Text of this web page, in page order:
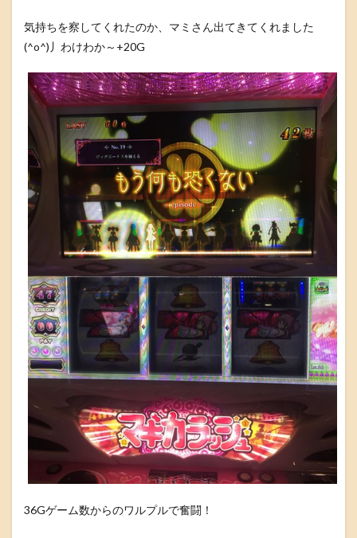
気持ちを察してくれたのか、マミさん出てきてくれました
(^o^)丿わけわか～+20G
36Gゲーム数からのワルプルで奮闘！